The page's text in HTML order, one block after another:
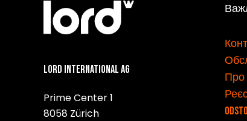
Lord International AG
Prime Center 1
8058 Zürich
Про